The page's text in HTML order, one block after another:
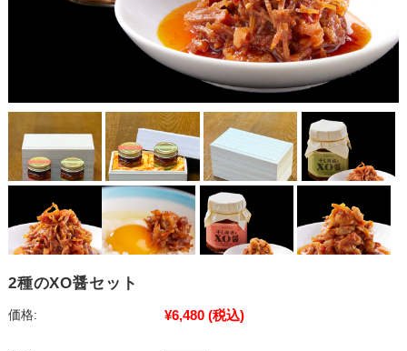
2種のXO醤セット
価格: ¥6,480 (税込)